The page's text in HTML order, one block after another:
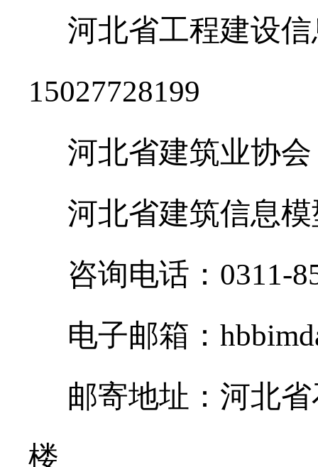
河北省工程建设信
15027728199
河北省建筑业协会
河北省建筑信息模
咨询电话：0311-
电子邮箱：
邮寄地址：河北省
楼